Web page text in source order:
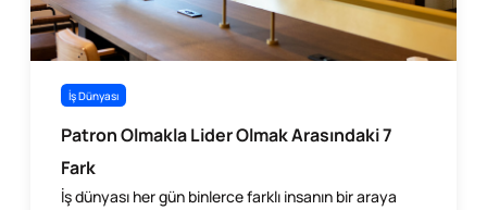
İş Dünyası
Patron Olmakla Lider Olmak Arasındaki 7
Fark
İş dünyası her gün binlerce farklı insanın bir araya